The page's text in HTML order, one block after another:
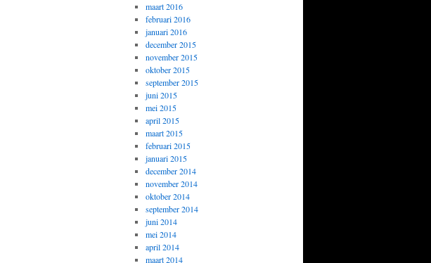
maart 2016
februari 2016
januari 2016
december 2015
november 2015
oktober 2015
september 2015
juni 2015
mei 2015
april 2015
maart 2015
februari 2015
januari 2015
december 2014
november 2014
oktober 2014
september 2014
juni 2014
mei 2014
april 2014
maart 2014